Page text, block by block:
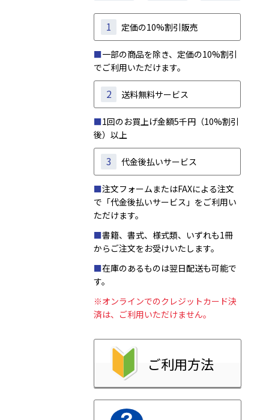
1 定価の10%割引販売
■一部の商品を除き、定価の10%割引
でご利用いただけます。
2 送料無料サービス
■1回のお買上げ金額5千円（10%割引
後）以上
3 代金後払いサービス
■注文フォームまたはFAXによる注文
で「代金後払いサービス」をご利用い
ただけます。
■書籍、書式、様式類、いずれも1冊
からご注文をお受けいたします。
■在庫のあるものは翌日配送も可能で
す。
※オンラインでのクレジットカード決
済は、ご利用いただけません。
ご利用方法